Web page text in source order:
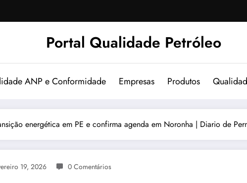
Portal Qualidade Petróleo
ANP e Conformidade Empresas Produtos
energética em PE e confirma agenda em Noronha | Diario de
19, 2026 0 Comentários